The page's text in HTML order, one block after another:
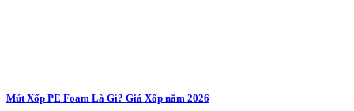
Mút Xốp PE Foam Là Gì? Giá Xốp năm 2026